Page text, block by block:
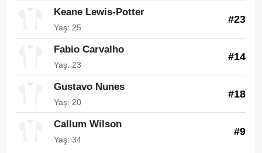
Keane Lewis-Potter
Yaş: 25
#23
Fabio Carvalho
Yaş: 23
#14
Gustavo Nunes
Yaş: 20
#18
Callum Wilson
Yaş: 34
#9